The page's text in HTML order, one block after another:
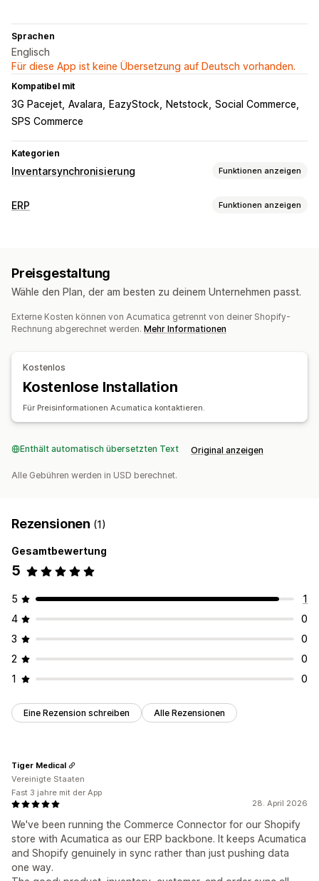
Sprachen
Englisch
Für diese App ist keine Übersetzung auf Deutsch vorhanden.
Kompatibel mit
3G Pacejet Avalara EazyStock Netstock Social Commerce
SPS Commerce
Kategorien
Inventarsynchronisierung Funktionen anzeigen
Synchronisierungsart
Benachrichtigungen und Berichte
Echtzeitstatus
ERP Funktionen anzeigen
Bestellsynchronisierung
Synchronisierung in Echtzeit
Verbindlichkeiten
Steuerberechnung
Mehrere Währungen
Preisgestaltung
Wähle den Plan, der am besten zu deinem Unternehmen passt.
Externe Kosten können von Acumatica getrennt von deiner Shopify-
Rechnung abgerechnet werden. Mehr Informationen
Kostenlos
Kostenlose Installation
Für Preisinformationen Acumatica kontaktieren.
Enthält automatisch übersetzten Text Original anzeigen
Alle Gebühren werden in USD berechnet.
Rezensionen (1)
Gesamtbewertung
5
5
1
4
0
3
0
2
0
1
0
Eine Rezension schreiben Alle Rezensionen
28. April 2026
We've been running the Commerce Connector for our Shopify
store with Acumatica as our ERP backbone. It keeps Acumatica
and Shopify genuinely in sync rather than just pushing data
one way.
Tiger Medical
Vereinigte Staaten
Fast 3 jahre mit der App